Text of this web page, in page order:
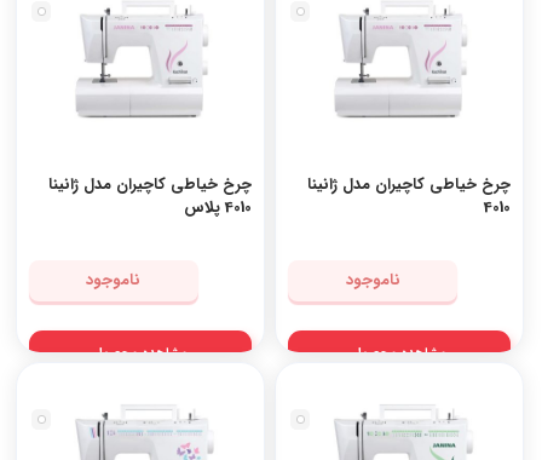
چرخ خیاطی کاچیران مدل ژانینا
4010
ناموجود
مشاهده محصول
چرخ خیاطی کاچیران مدل ژانینا
4010 پلاس
ناموجود
مشاهده محصول